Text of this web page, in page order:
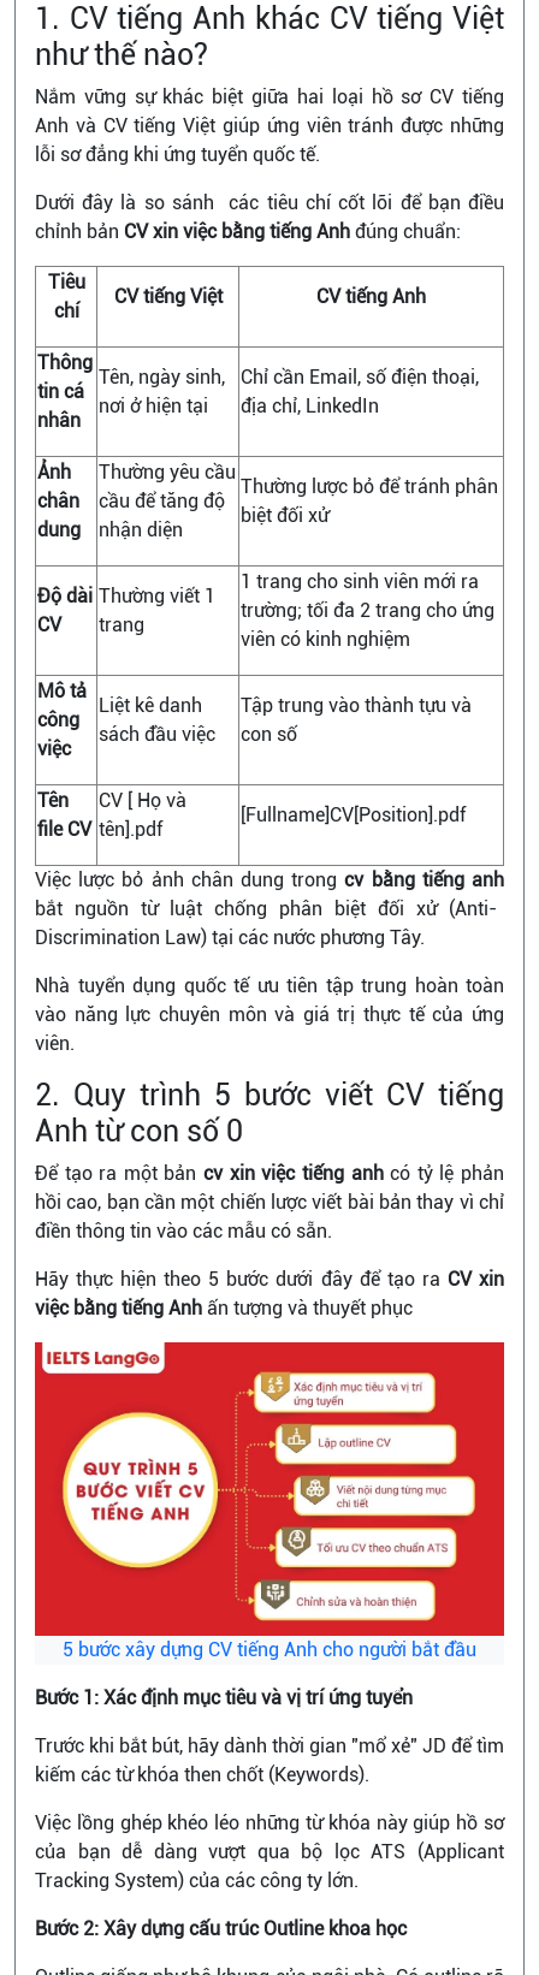
1. CV tiếng Anh khác CV tiếng Việt
như thế nào?
Nắm vững sự khác biệt giữa hai loại hồ sơ CV tiếng
Anh và CV tiếng Việt giúp ứng viên tránh được những
lỗi sơ đẳng khi ứng tuyển quốc tế.
Dưới đây là so sánh các tiêu chí cốt lõi để bạn điều
chỉnh bản CV xin việc bằng tiếng Anh đúng chuẩn:
Tiêu
chí
CV tiếng Việt CV tiếng Anh
Thông
tin cá
nhân
Tên, ngày sinh,
nơi ở hiện tại
Chỉ cần Email, số điện thoại,
địa chỉ, LinkedIn
Ảnh
chân
dung
Thường yêu cầu
cầu để tăng độ
nhận diện
Thường lược bỏ để tránh phân
biệt đối xử
Độ dài
CV
Thường viết 1
trang
1 trang cho sinh viên mới ra
trường; tối đa 2 trang cho ứng
viên có kinh nghiệm
Mô tả
công
việc
Liệt kê danh
sách đầu việc
Tập trung vào thành tựu và
con số
Tên
file CV
CV [ Họ và
tên].pdf
[Fullname]CV[Position].pdf
Việc lược bỏ ảnh chân dung trongcv bằng tiếng anh
bắt nguồn từ luật chống phân biệt đối xử (Anti-
Discrimination Law) tại các nước phương Tây.
Nhà tuyển dụng quốc tế ưu tiên tập trung hoàn toàn
vào năng lực chuyên môn và giá trị thực tế của ứng
viên.
2. Quy trình 5 bước viết CV tiếng
Anh từ con số 0
Để tạo ra một bảncv xin việc tiếng anhcó tỷ lệ phản
hồi cao, bạn cần một chiến lược viết bài bản thay vì chỉ
điền thông tin vào các mẫu có sẵn.
Hãy thực hiện theo 5 bước dưới đây để tạo ra CV xin
việc bằng tiếng Anh ấn tượng và thuyết phục
5 bước xây dựng CV tiếng Anh cho người bắt đầu
Bước 1: Xác định mục tiêu và vị trí ứng tuyển
Trước khi bắt bút, hãy dành thời gian "mổ xẻ" JD để tìm
kiếm các từ khóa then chốt (Keywords).
Việc lồng ghép khéo léo những từ khóa này giúp hồ sơ
của bạn dễ dàng vượt qua bộ lọc ATS (Applicant
Tracking System) của các công ty lớn.
Bước 2: Xây dựng cấu trúc Outline khoa học